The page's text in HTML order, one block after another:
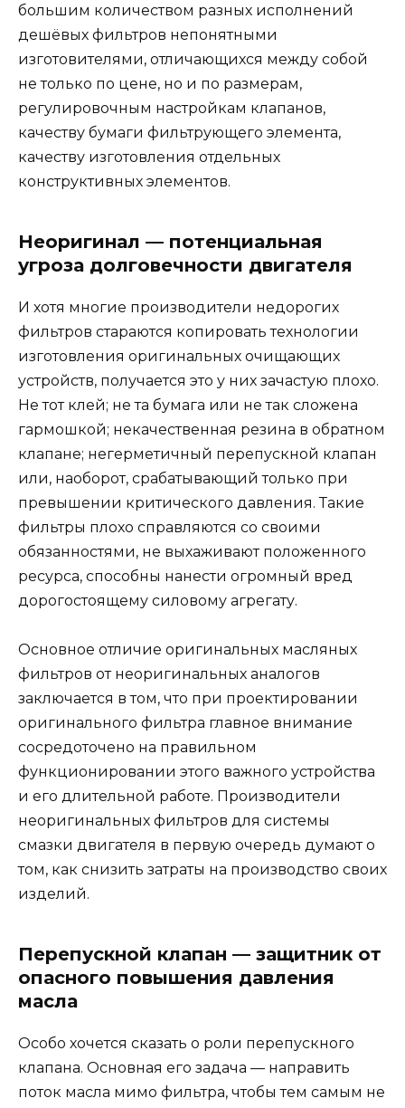
большим количеством разных исполнений
дешёвых фильтров непонятными
изготовителями, отличающихся между собой
не только по цене, но и по размерам,
регулировочным настройкам клапанов,
качеству бумаги фильтрующего элемента,
качеству изготовления отдельных
конструктивных элементов.
Неоригинал — потенциальная
угроза долговечности двигателя
И хотя многие производители недорогих
фильтров стараются копировать технологии
изготовления оригинальных очищающих
устройств, получается это у них зачастую плохо.
Не тот клей; не та бумага или не так сложена
гармошкой; некачественная резина в обратном
клапане; негерметичный перепускной клапан
или, наоборот, срабатывающий только при
превышении критического давления. Такие
фильтры плохо справляются со своими
обязанностями, не выхаживают положенного
ресурса, способны нанести огромный вред
дорогостоящему силовому агрегату.
Основное отличие оригинальных масляных
фильтров от неоригинальных аналогов
заключается в том, что при проектировании
оригинального фильтра главное внимание
сосредоточено на правильном
функционировании этого важного устройства
и его длительной работе. Производители
неоригинальных фильтров для системы
смазки двигателя в первую очередь думают о
том, как снизить затраты на производство своих
изделий.
Перепускной клапан — защитник от
опасного повышения давления
масла
Особо хочется сказать о роли перепускного
клапана. Основная его задача — направить
поток масла мимо фильтра, чтобы тем самым не